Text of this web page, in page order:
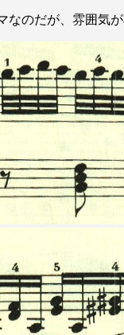
なのだが、雰囲気が